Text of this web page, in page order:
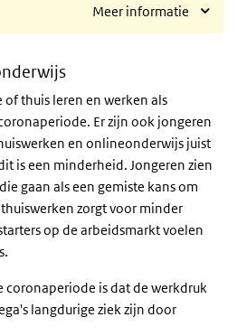
Meer informatie
thuis leren en werken als
Er zijn ook jongeren
en onlineonderwijs juist
is een minderheid. Jongeren zien
gaan als een gemiste kans om
zorgt voor minder
op de arbeidsmarkt voelen
coronaperiode is dat de werkdruk
langdurige ziek zijn door